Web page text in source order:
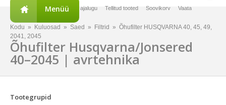
Minu konto Tellimuste ajalugu Tellitud tooted Soovikorv
Vaata
Menüü
Kodu » Kuluosad » Saed » Filtrid » Õhufilter HUSQVARNA 40, 45, 49,
2041, 2045
Õhufilter Husqvarna/Jonsered
40–2045 | avrtehnika
Tootegrupid